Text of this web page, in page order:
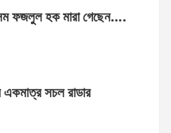
ফজলুল হক মারা গেছেন….
একমাত্র সচল রাডার